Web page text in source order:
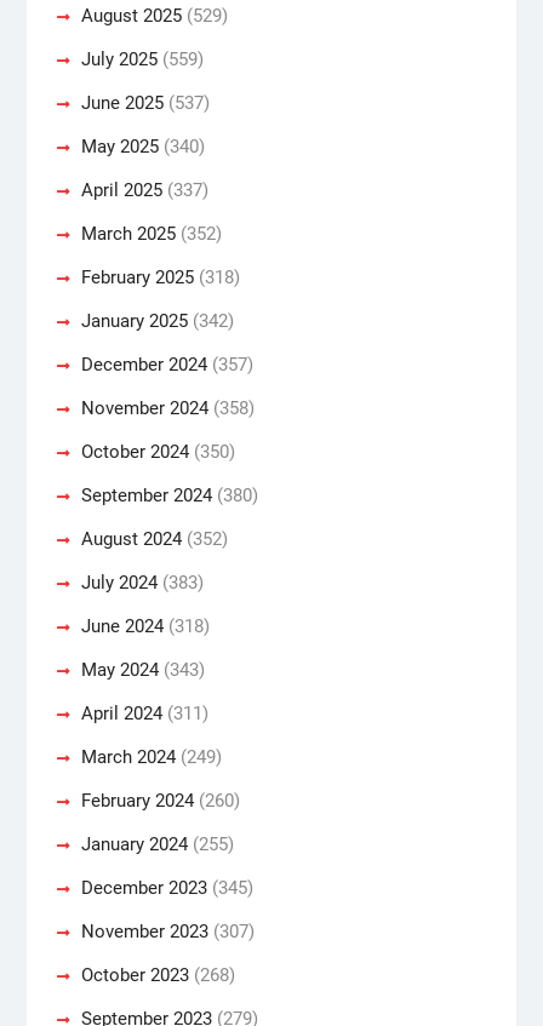
August 2025(529)
July 2025(559)
June 2025(537)
May 2025(340)
April 2025(337)
March 2025(352)
February 2025(318)
January 2025(342)
December 2024(357)
November 2024(358)
October 2024(350)
September 2024(380)
August 2024(352)
July 2024(383)
June 2024(318)
May 2024(343)
April 2024(311)
March 2024(249)
February 2024(260)
January 2024(255)
December 2023(345)
November 2023(307)
October 2023(268)
September 2023(279)